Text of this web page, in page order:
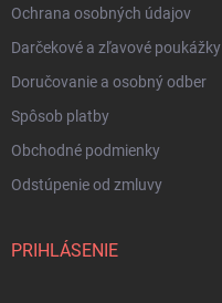
Ochrana osobných údajov
Darčekové a zľavové poukážky
Doručovanie a osobný odber
Spôsob platby
Obchodné podmienky
Odstúpenie od zmluvy
PRIHLÁSENIE